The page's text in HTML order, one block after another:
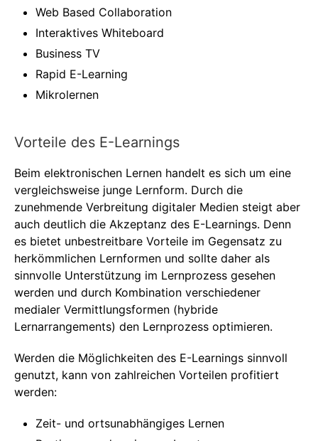
Web Based Collaboration
Interaktives Whiteboard
Business TV
Rapid E-Learning
Mikrolernen
Vorteile des E-Learnings
Beim elektronischen Lernen handelt es sich um eine
vergleichsweise junge Lernform. Durch die
zunehmende Verbreitung digitaler Medien steigt aber
auch deutlich die Akzeptanz des E-Learnings. Denn
es bietet unbestreitbare Vorteile im Gegensatz zu
herkömmlichen Lernformen und sollte daher als
sinnvolle Unterstützung im Lernprozess gesehen
werden und durch Kombination verschiedener
medialer Vermittlungsformen (hybride
Lernarrangements) den Lernprozess optimieren.
Werden die Möglichkeiten des E-Learnings sinnvoll
genutzt, kann von zahlreichen Vorteilen profitiert
werden:
Zeit- und ortsunabhängiges Lernen